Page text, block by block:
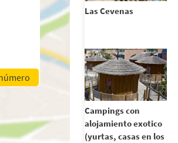
Las Cevenas
Campings con
alojamiento exotico
(yurtas, casas en los